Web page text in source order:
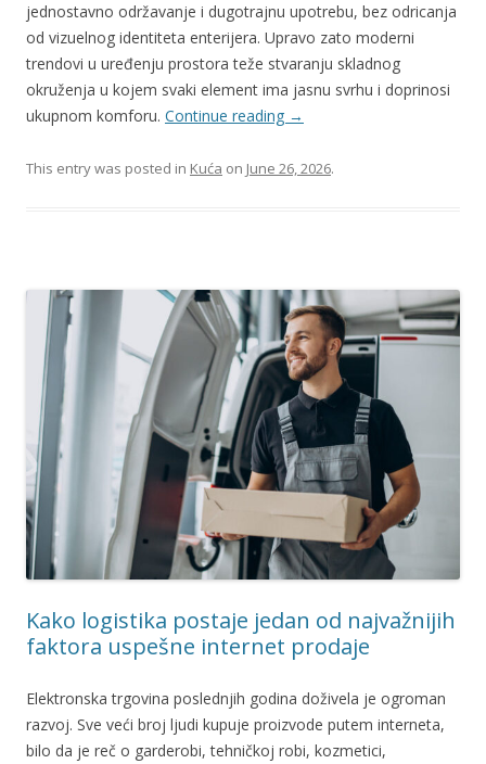
jednostavno održavanje i dugotrajnu upotrebu, bez odricanja
od vizuelnog identiteta enterijera. Upravo zato moderni
trendovi u uređenju prostora teže stvaranju skladnog
okruženja u kojem svaki element ima jasnu svrhu i doprinosi
ukupnom komforu. Continue reading →
This entry was posted in Kuća on June 26, 2026.
Kako logistika postaje jedan od najvažnijih
faktora uspešne internet prodaje
Elektronska trgovina poslednjih godina doživela je ogroman
razvoj. Sve veći broj ljudi kupuje proizvode putem interneta,
bilo da je reč o garderobi, tehničkoj robi, kozmetici,